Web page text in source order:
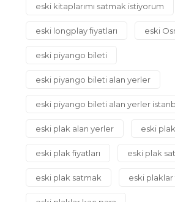
eski kitaplarımı satmak istiyorum
eski longplay fiyatları eski
eski piyango bileti
eski piyango bileti alan yerler
eski piyango bileti alan yerler
eski plak alan yerler eski
eski plak fiyatları eski plak
eski plak satmak eski plaklar